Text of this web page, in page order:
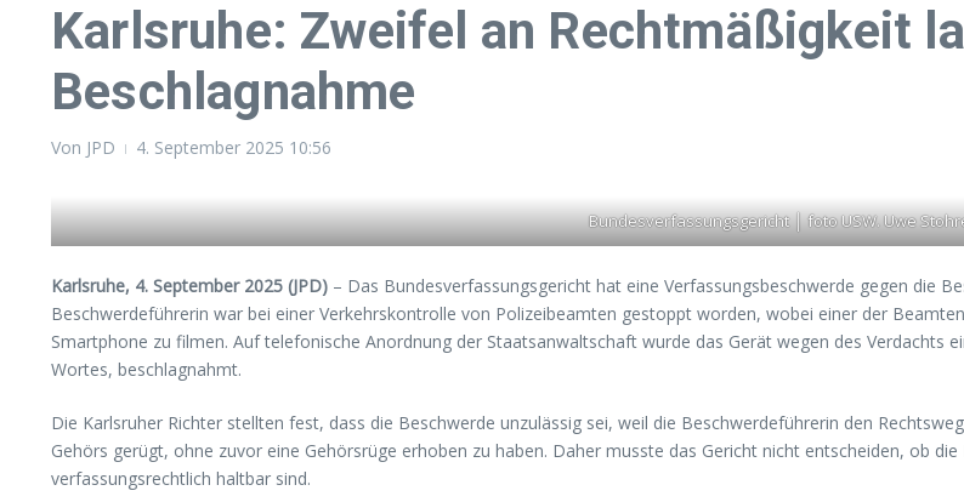
Karlsruhe: Zweifel an Rechtmäßigkeit
Beschlagnahme
Von JPD 4. September 2025 10:56
Bundesverfassungsgericht │ foto USW. Uwe
Karlsruhe, 4. September 2025 (JPD) – Das Bundesverfassungsgericht hat eine Verfassungsbeschwerde gegen die
Beschwerdeführerin war bei einer Verkehrskontrolle von Polizeibeamten gestoppt worden, wobei einer der
Smartphone zu filmen. Auf telefonische Anordnung der Staatsanwaltschaft wurde das Gerät wegen des Verdachts
Wortes, beschlagnahmt.
Die Karlsruher Richter stellten fest, dass die Beschwerde unzulässig sei, weil die Beschwerdeführerin den
Gehörs gerügt, ohne zuvor eine Gehörsrüge erhoben zu haben. Daher musste das Gericht nicht entscheiden, ob
verfassungsrechtlich haltbar sind.